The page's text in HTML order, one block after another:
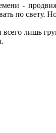
-
по свету.
лишь